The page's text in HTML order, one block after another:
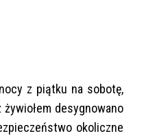
z piątku na sobotę,
żywiołem desygnowano
okoliczne